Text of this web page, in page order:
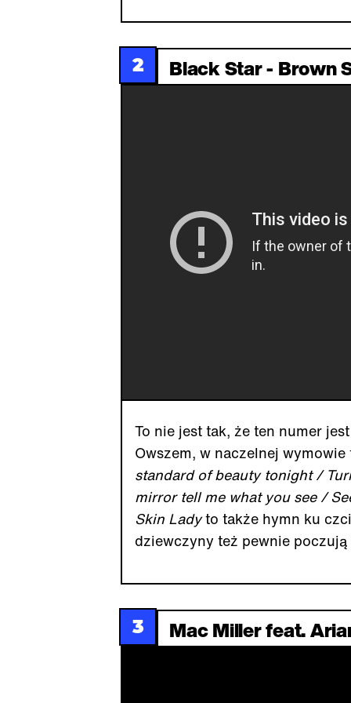
2 Black Star - Brown
To nie jest tak, że ten numer
Owszem, w naczelnej wymowie
standard of beauty tonight /
mirror tell me what you see /
Skin Ladyto także hymn ku
dziewczyny też pewnie
3 Mac Miller feat.